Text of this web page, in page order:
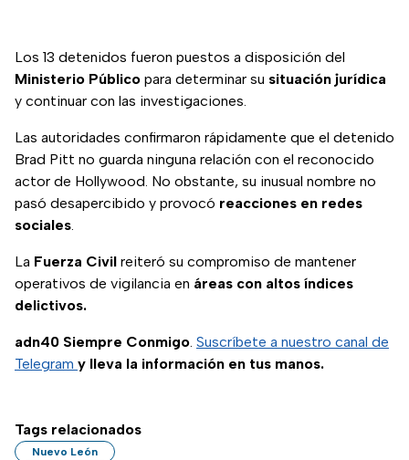
Los 13 detenidos fueron puestos a disposición del
Ministerio Público para determinar su situación jurídica
y continuar con las investigaciones.
Las autoridades confirmaron rápidamente que el detenido
Brad Pitt no guarda ninguna relación con el reconocido
actor de Hollywood. No obstante, su inusual nombre no
pasó desapercibido y provocó reacciones en redes
sociales.
La Fuerza Civil reiteró su compromiso de mantener
operativos de vigilancia en áreas con altos índices
delictivos.
adn40 Siempre Conmigo. Suscríbete a nuestro canal de
Telegram y lleva la información en tus manos.
Tags relacionados
Nuevo León